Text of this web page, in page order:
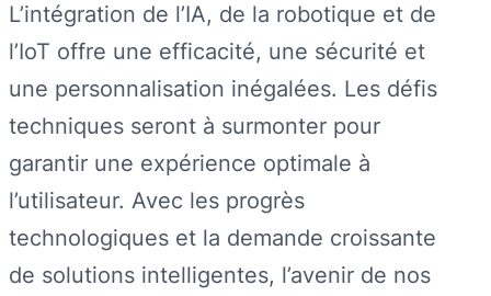
L’intégration de l’IA, de la robotique et de
l’IoT offre une efficacité, une sécurité et
une personnalisation inégalées. Les défis
techniques seront à surmonter pour
garantir une expérience optimale à
l’utilisateur. Avec les progrès
technologiques et la demande croissante
de solutions intelligentes, l’avenir de nos